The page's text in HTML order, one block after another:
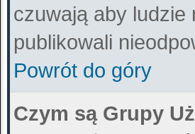
czuwają aby ludzie
publikowali
Powrót do góry
Czym są Grupy